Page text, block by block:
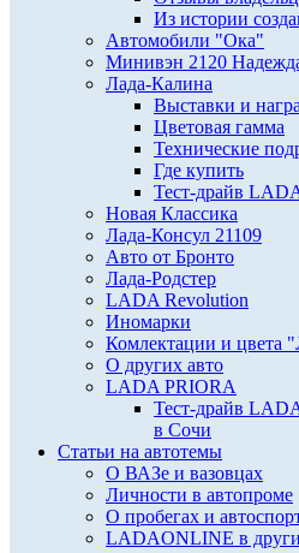
Из истории
Автомобили "Ока"
Минивэн 2120
Лада-Калина
Выставки и
Цветовая гамма
Технические
Где купить
Тест-драйв
Новая Классика
Лада-Консул 21109
Авто от Бронто
Лада-Родстер
LADA Revolution
Иномарки
Комлектации и цвета
О других авто
LADA PRIORA
Тест-драйв
в Сочи
Статьи на автотемы
О ВАЗе и вазовцах
Личности в автопроме
О пробегах и
LADAONLINE в